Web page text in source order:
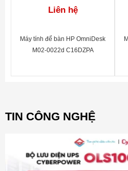
Liên hệ
Máy tính để bàn HP OmniDesk
M02-0022d C16DZPA
TIN CÔNG NGHỆ